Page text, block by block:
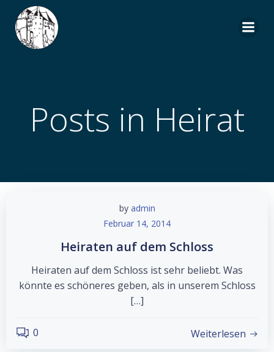
Posts in Heirat
by admin
Februar 14, 2014
Heiraten auf dem Schloss
Heiraten auf dem Schloss ist sehr beliebt. Was
könnte es schöneres geben, als in unserem Schloss
[…]
0 Weiterlesen